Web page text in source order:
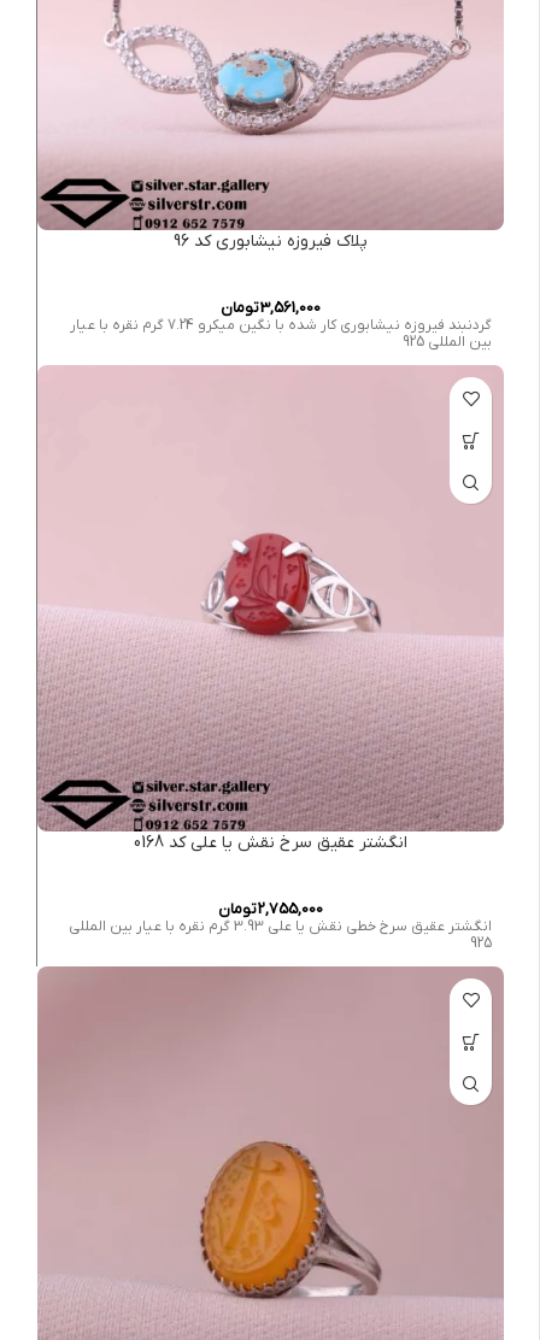
پلاک فیروزه نیشابوری کد 96
3,561,000تومان
گردنبند فیروزه نیشابوری کار شده با نگین میکرو 7.24 گرم نقره با عیار
بین المللی 925
انگشتر عقیق سرخ نقش یا علی کد 0168
2,755,000تومان
انگشتر عقیق سرخ خطی نقش یا علی 3.93 گرم نقره با عیار بین المللی
925